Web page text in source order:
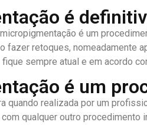
é
é um
fazer retoques, nomeadamente
sempre atual e em acordo
é um
quando realizada por um
qualquer outro